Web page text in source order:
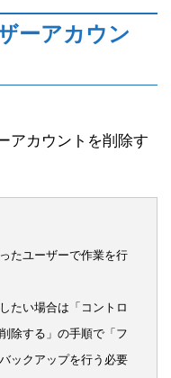
ーアカウン
アカウントを削除す
たユーザーで作業を行
たい場合は「コントロ
除する」の手順で「フ
ックアップを行う必要